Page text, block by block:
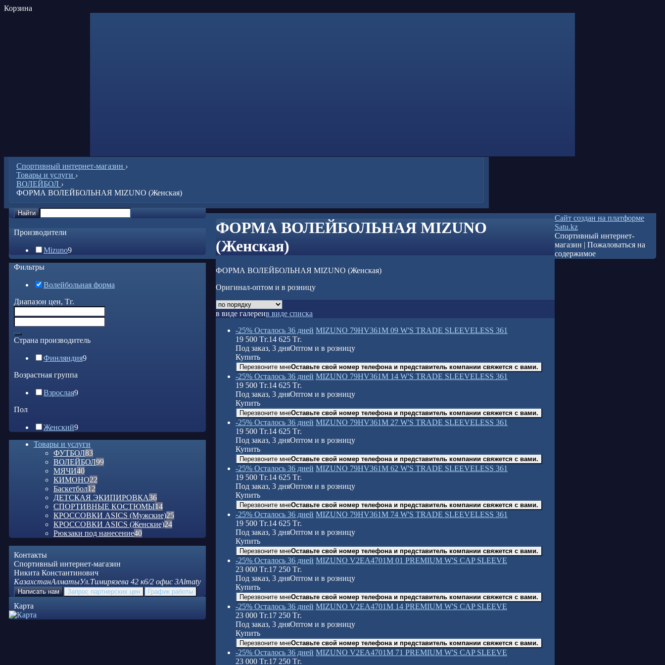
Корзина
Спортивный интернет-магазин ›
Товары и услуги ›
ВОЛЕЙБОЛ ›
ФОРМА ВОЛЕЙБОЛЬНАЯ MIZUNO (Женская)
Найти
Производители
Mizuno9
Фильтры
Волейбольная форма
Диапазон цен, Тг.
Страна производитель
Финляндия9
Возрастная группа
Взрослая9
Пол
Женский9
Товары и услуги
ФУТБОЛ83
ВОЛЕЙБОЛ99
МЯЧИ40
КИМОНО22
Баскетбол12
ДЕТСКАЯ ЭКИПИРОВКА36
СПОРТИВНЫЕ КОСТЮМЫ14
КРОССОВКИ ASICS (Мужские)25
КРОССОВКИ ASICS (Женские)24
Рюкзаки под нанесение40
Контакты
Спортивный интернет-магазин
Никита Константинович
КазахстанАлматыУл.Тимирязева 42 к6/2 офис 3Almaty
Написать нам Запрос партнерских цен График работы
Карта
ФОРМА ВОЛЕЙБОЛЬНАЯ MIZUNO
(Женская)
ФОРМА ВОЛЕЙБОЛЬНАЯ MIZUNO (Женская)
Оригинал-оптом и в розницу
в виде галереив виде списка
-25% Осталось 36 дней MIZUNO 79HV361M 09 W'S TRADE SLEEVELESS 361
19 500 Тг.14 625 Тг.
Под заказ, 3 дняОптом и в розницу
Купить
Перезвоните мнеОставьте свой номер телефона и представитель компании свяжется с вами.
-25% Осталось 36 дней MIZUNO 79HV361M 14 W'S TRADE SLEEVELESS 361
19 500 Тг.14 625 Тг.
Под заказ, 3 дняОптом и в розницу
Купить
Перезвоните мнеОставьте свой номер телефона и представитель компании свяжется с вами.
-25% Осталось 36 дней MIZUNO 79HV361M 27 W'S TRADE SLEEVELESS 361
19 500 Тг.14 625 Тг.
Под заказ, 3 дняОптом и в розницу
Купить
Перезвоните мнеОставьте свой номер телефона и представитель компании свяжется с вами.
-25% Осталось 36 дней MIZUNO 79HV361M 62 W'S TRADE SLEEVELESS 361
19 500 Тг.14 625 Тг.
Под заказ, 3 дняОптом и в розницу
Купить
Перезвоните мнеОставьте свой номер телефона и представитель компании свяжется с вами.
-25% Осталось 36 дней MIZUNO 79HV361M 74 W'S TRADE SLEEVELESS 361
19 500 Тг.14 625 Тг.
Под заказ, 3 дняОптом и в розницу
Купить
Перезвоните мнеОставьте свой номер телефона и представитель компании свяжется с вами.
-25% Осталось 36 дней MIZUNO V2EA4701M 01 PREMIUM W'S CAP SLEEVE
23 000 Тг.17 250 Тг.
Под заказ, 3 дняОптом и в розницу
Купить
Перезвоните мнеОставьте свой номер телефона и представитель компании свяжется с вами.
-25% Осталось 36 дней MIZUNO V2EA4701M 14 PREMIUM W'S CAP SLEEVE
23 000 Тг.17 250 Тг.
Под заказ, 3 дняОптом и в розницу
Купить
Перезвоните мнеОставьте свой номер телефона и представитель компании свяжется с вами.
-25% Осталось 36 дней MIZUNO V2EA4701M 71 PREMIUM W'S CAP SLEEVE
23 000 Тг.17 250 Тг.
Сайт создан на платформе
Satu.kz
Спортивный интернет-
магазин | Пожаловаться на
содержимое